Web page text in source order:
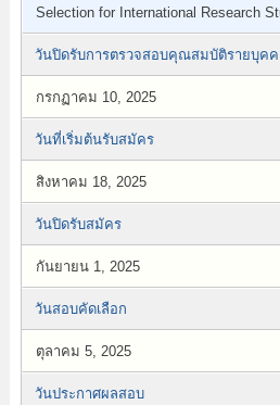
Selection for International Research
วันปิดรับการตรวจสอบคุณสมบัติรายบุค
กรกฏาคม 10, 2025
วันที่เริ่มต้นรับสมัคร
สิงหาคม 18, 2025
วันปิดรับสมัคร
กันยายน 1, 2025
วันสอบคัดเลือก
ตุลาคม 5, 2025
วันประกาศผลสอบ